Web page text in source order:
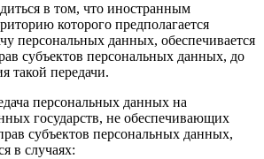
в том, что иностранным
которого предполагается
персональных данных, обеспечивается
субъектов персональных данных, до
такой передачи.
персональных данных на
государств, не обеспечивающих
субъектов персональных данных,
в случаях: